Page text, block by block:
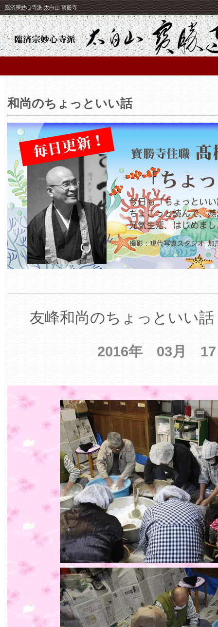
臨済宗妙心寺派 太白山 寳勝寺
和尚のちょっといい話
友峰和尚のちょっといい
2016年 03月